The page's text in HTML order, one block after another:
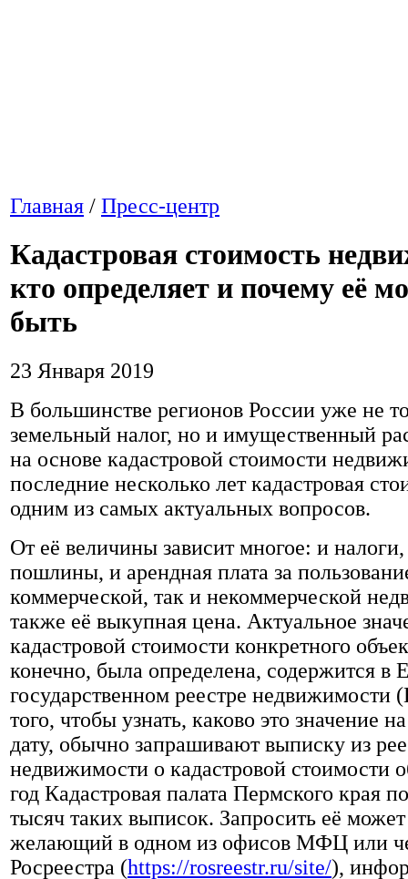
Главная / Пресс-центр
Кадастровая стоимость
кто определяет и почему её
быть
23 Января 2019
В большинстве регионов России уже не
земельный налог, но и имущественный
на основе кадастровой стоимости
последние несколько лет кадастровая
одним из самых актуальных вопросов.
От её величины зависит многое: и
пошлины, и арендная плата за
коммерческой, так и некоммерческой
также её выкупная цена. Актуальное
кадастровой стоимости конкретного
конечно, была определена, содержится в
государственном реестре
того, чтобы узнать, каково это значение
дату, обычно запрашивают выписку из
недвижимости о кадастровой стоимости
год Кадастровая палата Пермского края
тысяч таких выписок. Запросить её
желающий в одном из офисов МФЦ или
Росреестра (https://rosreestr.ru/site/),